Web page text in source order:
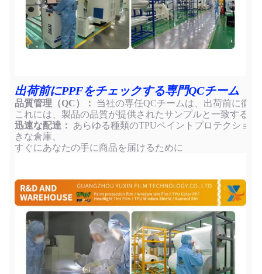
出荷前にPPFをチェックする専門QCチーム
品質管理（QC）：
当社の専任QCチームは、出荷前に徹
これには、製品の品質が提供されたサンプルと一致する
迅速な配達：
あらゆる種類のTPUペイントプロテクショ
きな倉庫、
すぐにあなたの手に商品を届けるために